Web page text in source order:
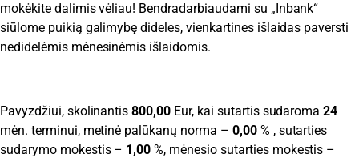
mokėkite dalimis vėliau! Bendradarbiaudami su „Inbank“
siūlome puikią galimybę dideles, vienkartines išlaidas paversti
nedidelėmis mėnesinėmis išlaidomis.
Pavyzdžiui, skolinantis800,00 Eur, kai sutartis sudaroma24
mėn. terminui, metinė palūkanų norma – 0,00 % , sutarties
sudarymo mokestis – 1,00%, mėnesio sutarties mokestis –